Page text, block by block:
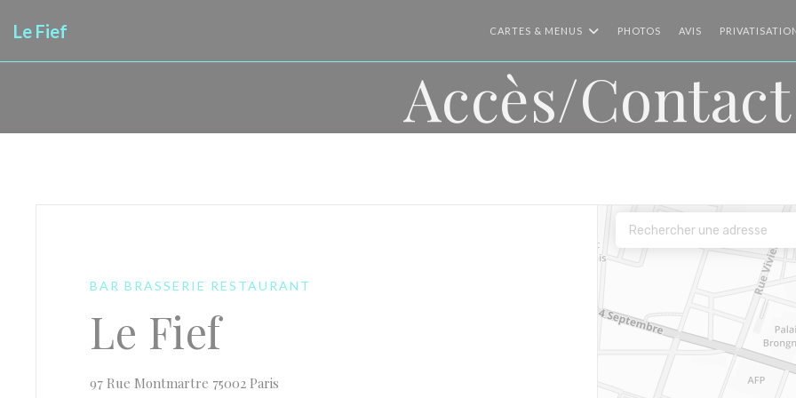
Le Fief CARTES & MENUS PHOTOS AVIS
Accès/Contact
BAR BRASSERIE RESTAURANT
Le Fief
97 Rue Montmartre 75002 Paris